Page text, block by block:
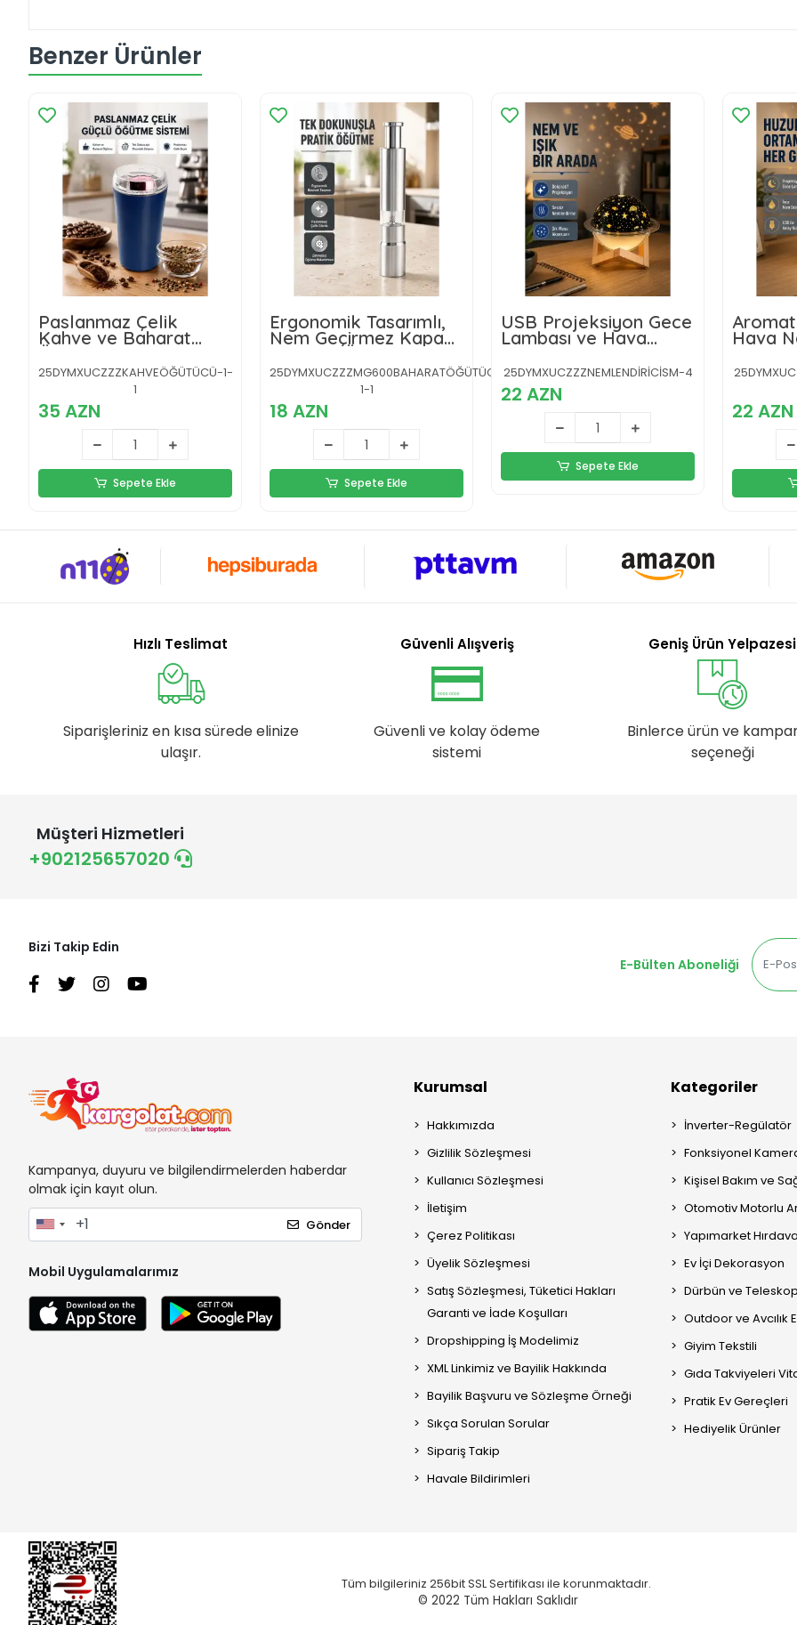
Benzer Ürünler
Paslanmaz Çelik
Kahve ve Baharat
Öğütücü – Otomatik
Mekanizma
25DYMXUCZZZKAHVEÖĞÜTÜCÜ-1-
1
35 AZN
Sepete Ekle
Ergonomik Tasarımlı,
Nem Geçirmez Kapaklı
Baharat Öğütücü
25DYMXUCZZZMG600BAHARATÖĞÜTÜCÜ-1-
1-1
18 AZN
Sepete Ekle
USB Projeksiyon Gece
Lambası ve Hava
Aromaterapi Destekli,
Taşınabilir Mini
25DYMXUCZZZNEMLENDİRİCİSM-4
22 AZN
Sepete Ekle
Hava
Sessiz
22 AZN
Hızlı Teslimat
Siparişleriniz en kısa sürede elinize
ulaşır.
Güvenli Alışveriş
Güvenli ve kolay ödeme
sistemi
Geniş Ürün Yelpazesi
Binlerce ürün ve
seçeneği
Müşteri Hizmetleri
+902125657020
Bizi Takip Edin
E-Bülten Aboneliği
Kampanya, duyuru ve bilgilendirmelerden haberdar
olmak için kayıt olun.
Gönder
Mobil Uygulamalarımız
Kurumsal
Hakkımızda
Gizlilik Sözleşmesi
Kullanıcı Sözleşmesi
İletişim
Çerez Politikası
Üyelik Sözleşmesi
Satış Sözleşmesi, Tüketici Hakları
Garanti ve İade Koşulları
Dropshipping İş Modelimiz
XML Linkimiz ve Bayilik Hakkında
Bayilik Başvuru ve Sözleşme Örneği
Sıkça Sorulan Sorular
Sipariş Takip
Havale Bildirimleri
Kategoriler
İnverter-Regülatör
Fonksiyonel
Kişisel Bakım ve
Otomotiv Motorlu
Yapımarket
Ev İçi Dekorasyon
Dürbün ve Teleskop
Outdoor ve Avcılık
Giyim Tekstili
Gıda Takviyeleri
Pratik Ev Gereçleri
Hediyelik Ürünler
Tüm bilgileriniz 256bit SSL Sertifikası ile korunmaktadır.
© 2022 Tüm Hakları Saklıdır